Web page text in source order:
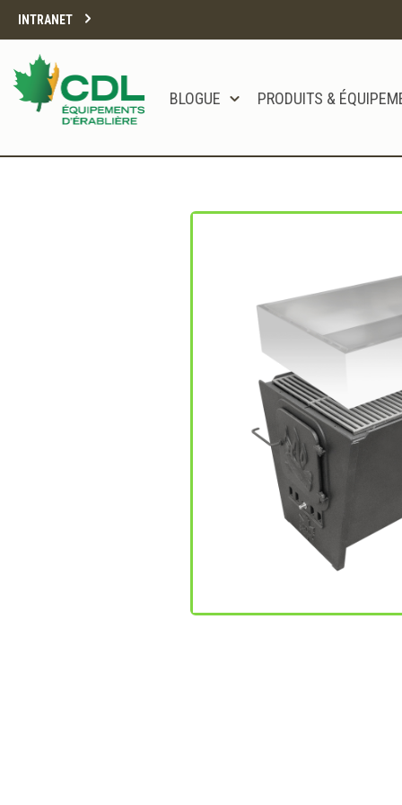
INTRANET
BLOGUE PRODUITS &